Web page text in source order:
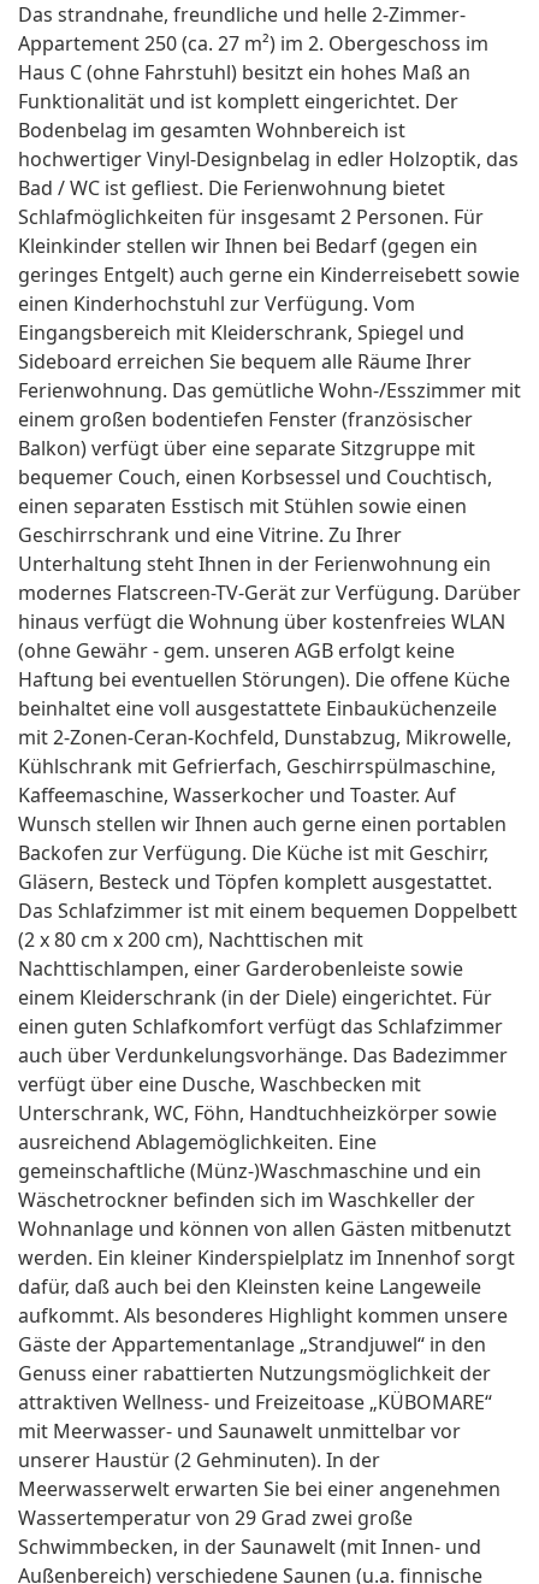
Das strandnahe, freundliche und helle 2-Zimmer-
Appartement 250 (ca. 27 m²) im 2. Obergeschoss im
Haus C (ohne Fahrstuhl) besitzt ein hohes Maß an
Funktionalität und ist komplett eingerichtet. Der
Bodenbelag im gesamten Wohnbereich ist
hochwertiger Vinyl-Designbelag in edler Holzoptik, das
Bad / WC ist gefliest. Die Ferienwohnung bietet
Schlafmöglichkeiten für insgesamt 2 Personen. Für
Kleinkinder stellen wir Ihnen bei Bedarf (gegen ein
geringes Entgelt) auch gerne ein Kinderreisebett sowie
einen Kinderhochstuhl zur Verfügung. Vom
Eingangsbereich mit Kleiderschrank, Spiegel und
Sideboard erreichen Sie bequem alle Räume Ihrer
Ferienwohnung. Das gemütliche Wohn-/Esszimmer mit
einem großen bodentiefen Fenster (französischer
Balkon) verfügt über eine separate Sitzgruppe mit
bequemer Couch, einen Korbsessel und Couchtisch,
einen separaten Esstisch mit Stühlen sowie einen
Geschirrschrank und eine Vitrine. Zu Ihrer
Unterhaltung steht Ihnen in der Ferienwohnung ein
modernes Flatscreen-TV-Gerät zur Verfügung. Darüber
hinaus verfügt die Wohnung über kostenfreies WLAN
(ohne Gewähr - gem. unseren AGB erfolgt keine
Haftung bei eventuellen Störungen). Die offene Küche
beinhaltet eine voll ausgestattete Einbauküchenzeile
mit 2-Zonen-Ceran-Kochfeld, Dunstabzug, Mikrowelle,
Kühlschrank mit Gefrierfach, Geschirrspülmaschine,
Kaffeemaschine, Wasserkocher und Toaster. Auf
Wunsch stellen wir Ihnen auch gerne einen portablen
Backofen zur Verfügung. Die Küche ist mit Geschirr,
Gläsern, Besteck und Töpfen komplett ausgestattet.
Das Schlafzimmer ist mit einem bequemen Doppelbett
(2 x 80 cm x 200 cm), Nachttischen mit
Nachttischlampen, einer Garderobenleiste sowie
einem Kleiderschrank (in der Diele) eingerichtet. Für
einen guten Schlafkomfort verfügt das Schlafzimmer
auch über Verdunkelungsvorhänge. Das Badezimmer
verfügt über eine Dusche, Waschbecken mit
Unterschrank, WC, Föhn, Handtuchheizkörper sowie
ausreichend Ablagemöglichkeiten. Eine
gemeinschaftliche (Münz-)Waschmaschine und ein
Wäschetrockner befinden sich im Waschkeller der
Wohnanlage und können von allen Gästen mitbenutzt
werden. Ein kleiner Kinderspielplatz im Innenhof sorgt
dafür, daß auch bei den Kleinsten keine Langeweile
aufkommt. Als besonderes Highlight kommen unsere
Gäste der Appartementanlage „Strandjuwel“ in den
Genuss einer rabattierten Nutzungsmöglichkeit der
attraktiven Wellness- und Freizeitoase „KÜBOMARE“
mit Meerwasser- und Saunawelt unmittelbar vor
unserer Haustür (2 Gehminuten). In der
Meerwasserwelt erwarten Sie bei einer angenehmen
Wassertemperatur von 29 Grad zwei große
Schwimmbecken, in der Saunawelt (mit Innen- und
Außenbereich) verschiedene Saunen (u.a. finnische